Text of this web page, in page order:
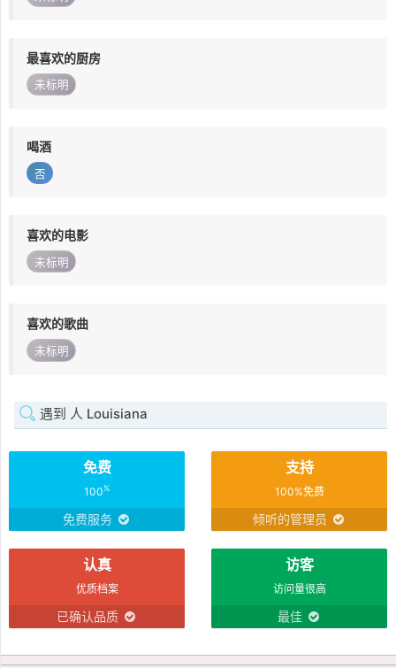
最喜欢的厨房
未标明
喝酒
否
喜欢的电影
未标明
喜欢的歌曲
未标明
遇到 人 Louisiana
免费
100%
免费服务
支持
100%免费
倾听的管理员
认真
优质档案
已确认品质
访客
访问量很高
最佳